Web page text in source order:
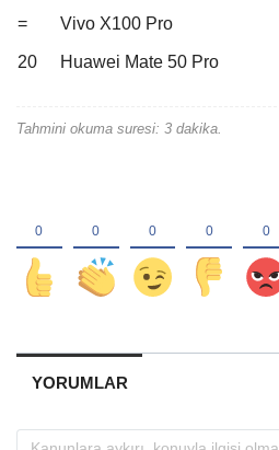
= Vivo X100 Pro
20 Huawei Mate 50 Pro
Tahmini okuma suresi: 3 dakika.
YORUMLAR